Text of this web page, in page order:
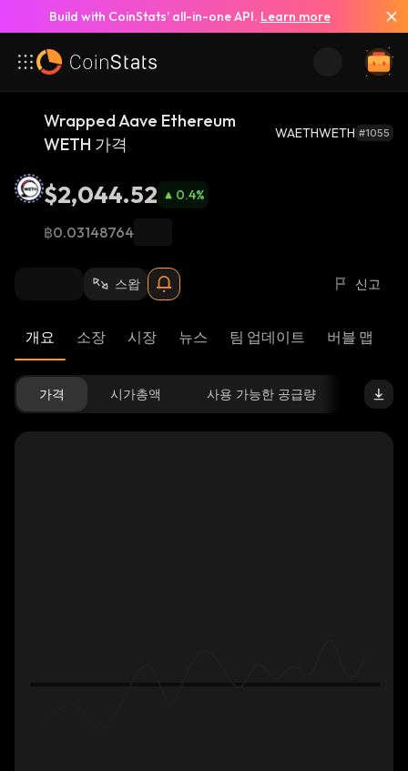
Build with CoinStats’ all-in-one API. Learn more
Wrapped Aave Ethereum
WETH 가격
WAETHWETH #1055
$2,044.52 0.4%
฿0.03148764
스왑 신고
개요 소장 시장 뉴스 팀 업데이트 버블 맵
가격 시가총액 사용 가능한 공급량